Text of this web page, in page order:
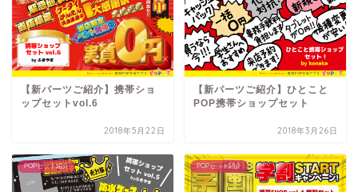
【新パーツご紹介】携帯ショ
ップセットvol.6
2018年5月22日
【新パーツご紹介】ひとこと
POP携帯ショップセット
2018年3月26日
POPセット紹介 POPセット紹介